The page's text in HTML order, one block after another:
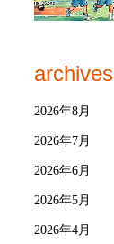
archives
2026年8月
2026年7月
2026年6月
2026年5月
2026年4月